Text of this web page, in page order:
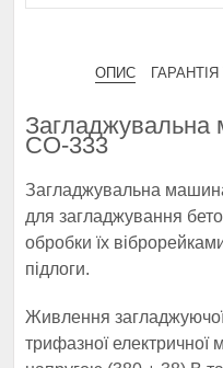
ОПИС
Загладжувальна
СО-333
Загладжувальна
для загладжування
обробки їх
підлоги.
Живлення
трифазної електричної